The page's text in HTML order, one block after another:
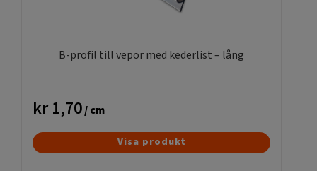
B-profil till vepor med kederlist – lång
kr1,70/ cm
Visa produkt